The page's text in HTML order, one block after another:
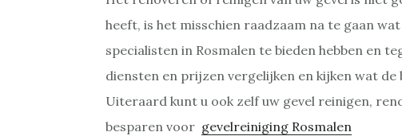
heeft, is het misschien raadzaam na te gaan
specialisten in Rosmalen te bieden hebben en
diensten en prijzen vergelijken en kijken wat
Uiteraard kunt u ook zelf uw gevel reinigen,
besparen voor gevelreiniging Rosmalen